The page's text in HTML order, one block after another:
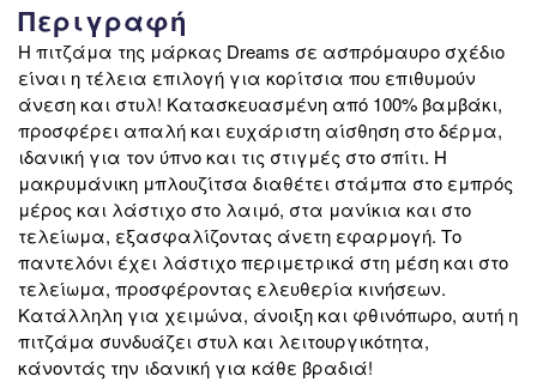
Περιγραφή
Η πιτζάμα της μάρκας Dreams σε ασπρόμαυρο σχέδιο
είναι η τέλεια επιλογή για κορίτσια που επιθυμούν
άνεση και στυλ! Κατασκευασμένη από 100% βαμβάκι,
προσφέρει απαλή και ευχάριστη αίσθηση στο δέρμα,
ιδανική για τον ύπνο και τις στιγμές στο σπίτι. Η
μακρυμάνικη μπλουζίτσα διαθέτει στάμπα στο εμπρός
μέρος και λάστιχο στο λαιμό, στα μανίκια και στο
τελείωμα, εξασφαλίζοντας άνετη εφαρμογή. Το
παντελόνι έχει λάστιχο περιμετρικά στη μέση και στο
τελείωμα, προσφέροντας ελευθερία κινήσεων.
Κατάλληλη για χειμώνα, άνοιξη και φθινόπωρο, αυτή η
πιτζάμα συνδυάζει στυλ και λειτουργικότητα,
κάνοντάς την ιδανική για κάθε βραδιά!